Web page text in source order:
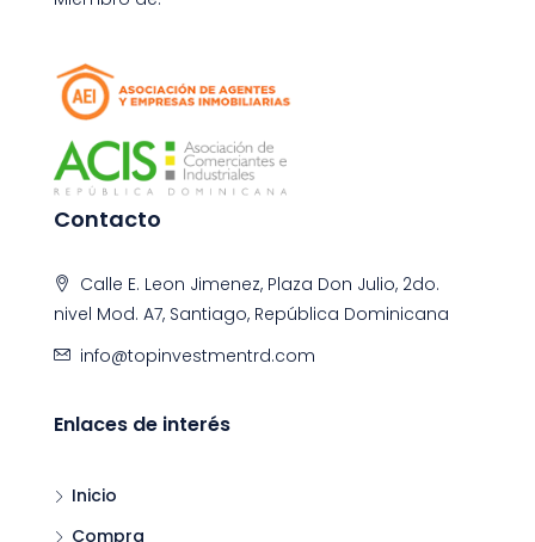
Contacto
Calle E. Leon Jimenez, Plaza Don Julio, 2do.
nivel Mod. A7, Santiago, República Dominicana
info@topinvestmentrd.com
Enlaces de interés
Inicio
Compra